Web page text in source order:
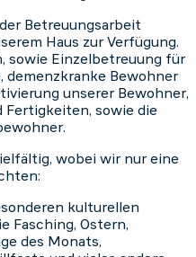
Betreuungsarbeit
Haus zur Verfügung.
sowie Einzelbetreuung für
demenzkranke Bewohner
unserer Bewohner,
Fertigkeiten, sowie die
wobei wir nur eine
kulturellen
Fasching, Ostern,
des Monats,